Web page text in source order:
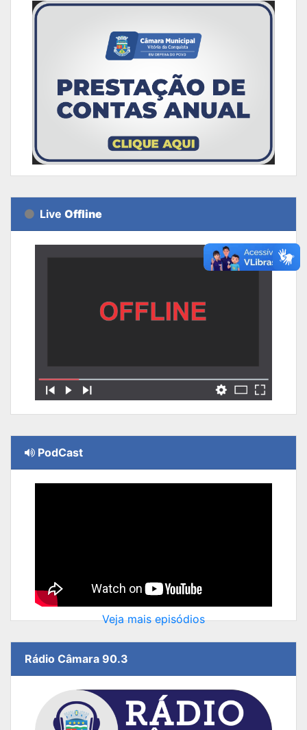
Live Offline
PodCast
Veja mais episódios
Rádio Câmara 90.3